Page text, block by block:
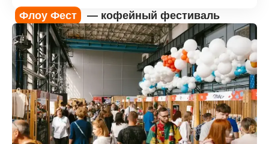
Флоу Фест — кофейный фестиваль